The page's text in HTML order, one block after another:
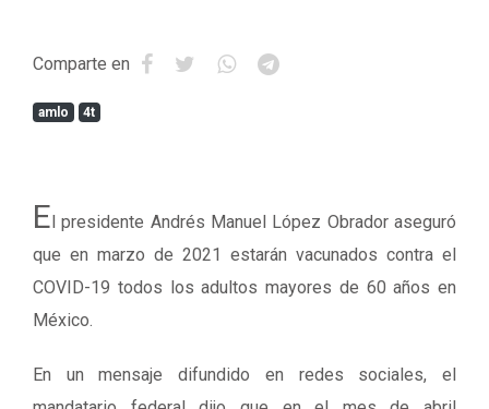
Comparte en
amlo 4t
El presidente Andrés Manuel López Obrador aseguró
que en marzo de 2021 estarán vacunados contra el
COVID-19 todos los adultos mayores de 60 años en
México.
En un mensaje difundido en redes sociales, el